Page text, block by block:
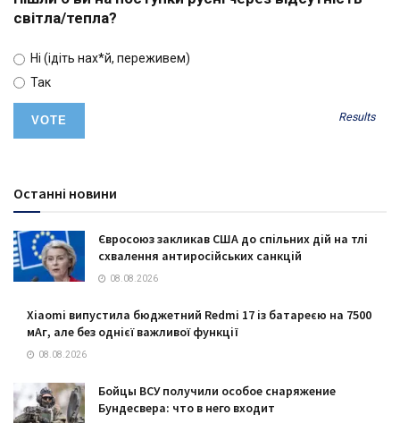
світла/тепла?
Ні (ідіть нах*й, переживем)
Так
Results
Останні новини
Євросоюз закликав США до спільних дій на тлі
схвалення антиросійських санкцій
08.08.2026
Xiaomi випустила бюджетний Redmi 17 із батареєю на 7500
мАг, але без однієї важливої функції
08.08.2026
Бойцы ВСУ получили особое снаряжение
Бундесвера: что в него входит